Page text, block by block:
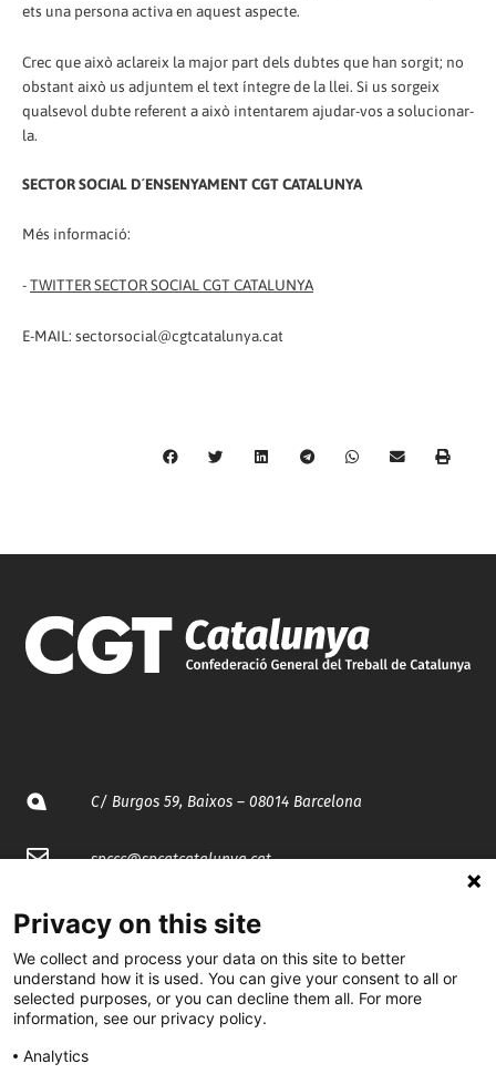
ets una persona activa en aquest aspecte.
Crec que això aclareix la major part dels dubtes que han sorgit; no
obstant això us adjuntem el text íntegre de la llei. Si us sorgeix
qualsevol dubte referent a això intentarem ajudar-vos a solucionar-
la.
SECTOR SOCIAL D´ENSENYAMENT CGT CATALUNYA
Més informació:
-TWITTER SECTOR SOCIAL CGT CATALUNYA
E-MAIL: sectorsocial@cgtcatalunya.cat
C/ Burgos 59, Baixos – 08014 Barcelona
spccc@spcgtcatalunya.cat
@CGTCatalunya
cgtcatalunya
CGTCatalunya
Privacy on this site
We collect and process your data on this site to better
understand how it is used. You can give your consent to all or
selected purposes, or you can decline them all. For more
information, see our privacy policy.
Analytics